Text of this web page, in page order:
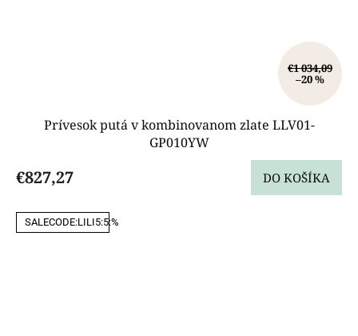
€1 034,09
–20 %
Prívesok putá v kombinovanom zlate LLV01-
GP010YW
€827,27 DO KOŠÍKA
SALECODE:LILI5:5:%